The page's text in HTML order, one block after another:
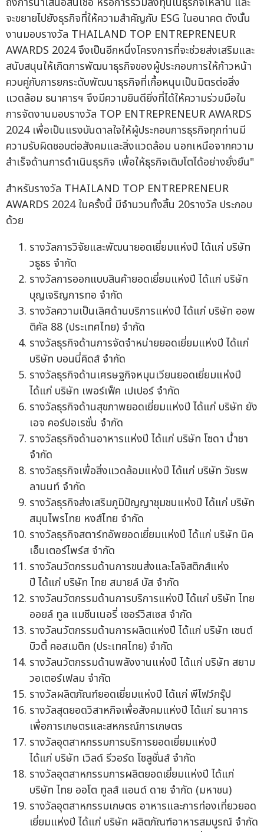
จะขยายไปยังธุรกิจที่ให้ความสำคัญกับ ESG ในอนาคต ดังนั้น
งานมอบรางวัล THAILAND TOP ENTREPRENEUR
AWARDS 2024 จึงเป็นอีกหนึ่งโครงการที่จะช่วยส่งเสริมและ
สนับสนุนให้เกิดการพัฒนาธุรกิจของผู้ประกอบการให้ก้าวหน้า
ควบคู่กับการยกระดับพัฒนาธุรกิจที่เกื้อหนุนเป็นมิตรต่อสิ่ง
แวดล้อม ธนาคารฯ จึงมีความยินดียิ่งที่ได้ให้ความร่วมมือใน
การจัดงานมอบรางวัล TOP ENTREPRENEUR AWARDS
2024 เพื่อเป็นแรงบันดาลใจให้ผู้ประกอบการธุรกิจทุกท่านมี
ความรับผิดชอบต่อสังคมและสิ่งแวดล้อม นอกเหนือจากความ
สำเร็จด้านการดำเนินธุรกิจ เพื่อให้ธุรกิจเติบโตได้อย่างยั่งยืน"
สำหรับรางวัล THAILAND TOP ENTREPRENEUR
AWARDS 2024 ในครั้งนี้ มีจำนวนทั้งสิ้น 20รางวัล ประกอบ
ด้วย
รางวัลการวิจัยและพัฒนายอดเยี่ยมแห่งปี ได้แก่ บริษัท
วธูธร จำกัด
รางวัลการออกแบบสินค้ายอดเยี่ยมแห่งปี ได้แก่ บริษัท
บุญเจริญการทอ จำกัด
รางวัลความเป็นเลิศด้านบริการแห่งปี ได้แก่ บริษัท ออพ
ติคัล 88 (ประเทศไทย) จำกัด
รางวัลธุรกิจด้านการจัดจำหน่ายยอดเยี่ยมแห่งปี ได้แก่
บริษัท บอนนี่คิดส์ จำกัด
รางวัลธุรกิจด้านเศรษฐกิจหมุนเวียนยอดเยี่ยมแห่งปี
ได้แก่ บริษัท เพอร์เฟ็ค เปเปอร์ จำกัด
รางวัลธุรกิจด้านสุขภาพยอดเยี่ยมแห่งปี ได้แก่ บริษัท ยัง
เอจ คอร์ปอเรชั่น จำกัด
รางวัลธุรกิจด้านอาหารแห่งปี ได้แก่ บริษัท โซดา น้ำชา
จำกัด
รางวัลธุรกิจเพื่อสิ่งแวดล้อมแห่งปี ได้แก่ บริษัท วัชรพ
ลานนท์ จำกัด
รางวัลธุรกิจส่งเสริมภูมิปัญญาชุมชนแห่งปี ได้แก่ บริษัท
สมุนไพรไทย หงส์ไทย จำกัด
รางวัลธุรกิจสตาร์ทอัพยอดเยี่ยมแห่งปี ได้แก่ บริษัท นิค
เอ็นเตอร์ไพร์ส จำกัด
รางวัลนวัตกรรมด้านการขนส่งและโลจิสติกส์แห่ง
ปี ได้แก่ บริษัท ไทย สมายล์ บัส จำกัด
รางวัลนวัตกรรมด้านการบริการแห่งปี ได้แก่ บริษัท ไทย
ออยล์ ทูล แมชีนเนอรี่ เซอร์วิสเซส จำกัด
รางวัลนวัตกรรมด้านการผลิตแห่งปี ได้แก่ บริษัท เซนต์
บิวตี้ คอสเมติก (ประเทศไทย) จำกัด
รางวัลนวัตกรรมด้านพลังงานแห่งปี ได้แก่ บริษัท สยาม
วอเตอร์เฟลม จำกัด
รางวัลผลิตภัณฑ์ยอดเยี่ยมแห่งปี ได้แก่ พีไฟว์กรุ๊ป
รางวัลสุดยอดวิสาหกิจเพื่อสังคมแห่งปี ได้แก่ ธนาคาร
เพื่อการเกษตรและสหกรณ์การเกษตร
รางวัลอุตสาหกรรมการบริการยอดเยี่ยมแห่งปี
ได้แก่ บริษัท เวิลด์ รีวอร์ด โซลูชั่นส์ จำกัด
รางวัลอุตสาหกรรมการผลิตยอดเยี่ยมแห่งปี ได้แก่
บริษัท ไทย ออโต ทูลส์ แอนด์ ดาย จำกัด (มหาชน)
รางวัลอุตสาหกรรมเกษตร อาหารและการท่องเที่ยวยอด
เยี่ยมแห่งปี ได้แก่ บริษัท ผลิตภัณฑ์อาหารสมบูรณ์ จำกัด